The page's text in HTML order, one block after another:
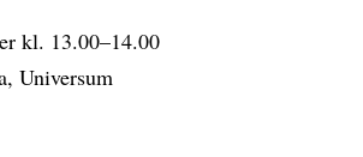
kl. 13.00–14.00
Universum